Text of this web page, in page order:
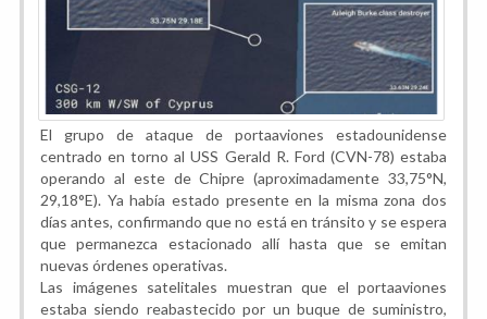
El grupo de ataque de portaaviones estadounidense
centrado en torno al USS Gerald R. Ford (CVN-78) estaba
operando al este de Chipre (aproximadamente 33,75°N,
29,18°E). Ya había estado presente en la misma zona dos
días antes, confirmando que no está en tránsito y se espera
que permanezca estacionado allí hasta que se emitan
nuevas órdenes operativas.
Las imágenes satelitales muestran que el portaaviones
estaba siendo reabastecido por un buque de suministro,